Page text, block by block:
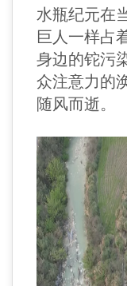
水瓶纪元在
巨人一样占
身边的铊污
众注意力的
随风而逝。